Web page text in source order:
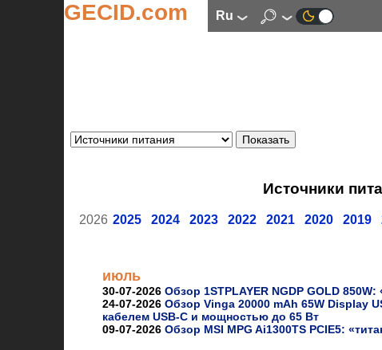
GECID.com ru
Источники
2026 2025 2024 2023 2022 2021 2020 2019
июль
30-07-2026 Обзор 1STPLAYER NGDP GOLD
24-07-2026 Обзор Vinga 20000 mAh 65W Display
кабелем USB-C и мощностью до 65 Вт
09-07-2026 Обзор MSI MPG Ai1300TS PCIE5: